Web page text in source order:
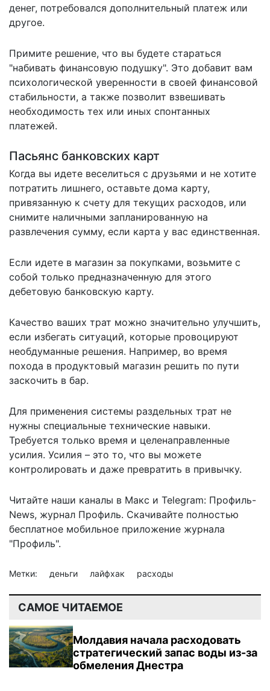
денег, потребовался дополнительный платеж или
другое.
Примите решение, что вы будете стараться
"набивать финансовую подушку". Это добавит вам
психологической уверенности в своей финансовой
стабильности, а также позволит взвешивать
необходимость тех или иных спонтанных
платежей.
Пасьянс банковских карт
Когда вы идете веселиться с друзьями и не хотите
потратить лишнего, оставьте дома карту,
привязанную к счету для текущих расходов, или
снимите наличными запланированную на
развлечения сумму, если карта у вас единственная.
Если идете в магазин за покупками, возьмите с
собой только предназначенную для этого
дебетовую банковскую карту.
Качество ваших трат можно значительно улучшить,
если избегать ситуаций, которые провоцируют
необдуманные решения. Например, во время
похода в продуктовый магазин решить по пути
заскочить в бар.
Для применения системы раздельных трат не
нужны специальные технические навыки.
Требуется только время и целенаправленные
усилия. Усилия – это то, что вы можете
контролировать и даже превратить в привычку.
Читайте наши каналы в Макс и Telegram: Профиль-
News, журнал Профиль. Скачивайте полностью
бесплатное мобильное приложение журнала
"Профиль".
Метки: деньги лайфхак расходы
САМОЕ ЧИТАЕМОЕ
Молдавия начала расходовать
стратегический запас воды из-за
обмеления Днестра